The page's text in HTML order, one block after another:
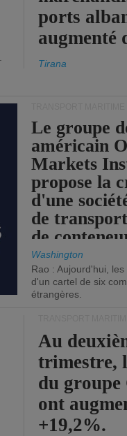
ports
augmenté
Tirana
Le groupe
américain
Markets
propose la
d'une
de
de
Washington
Rao : Aujourd'hui,
d'un cartel de six
étrangères.
Au
trimestre,
du
ont
+19,2%.